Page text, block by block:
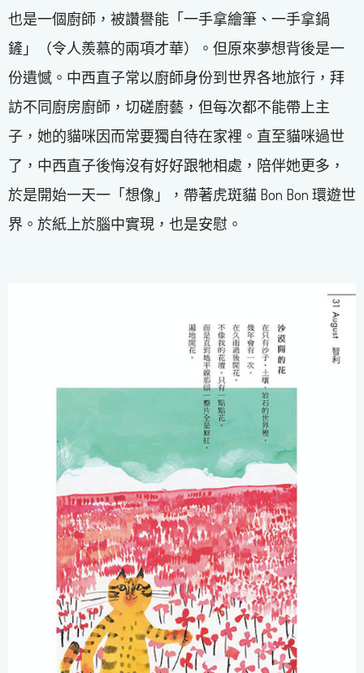
也是一個廚師，被讚譽能「一手拿繪筆、一手拿鍋
鏟」（令人羨慕的兩項才華）。但原來夢想背後是一
份遺憾。中西直子常以廚師身份到世界各地旅行，拜
訪不同廚房廚師，切磋廚藝，但每次都不能帶上主
子，她的貓咪因而常要獨自待在家裡。直至貓咪過世
了，中西直子後悔沒有好好跟牠相處，陪伴她更多，
於是開始一天一「想像」，帶著虎斑貓 Bon Bon 環遊世
界。於紙上於腦中實現，也是安慰。